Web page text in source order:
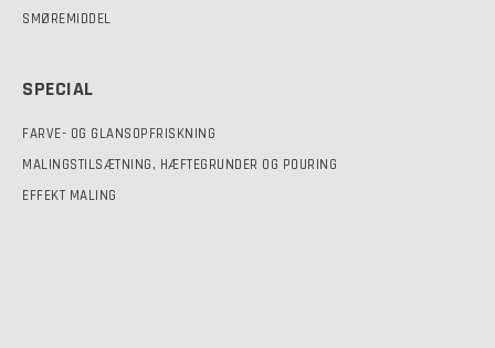
SMØREMIDDEL
SPECIAL
FARVE- OG GLANSOPFRISKNING
MALINGSTILSÆTNING, HÆFTEGRUNDER OG POURING
EFFEKT MALING